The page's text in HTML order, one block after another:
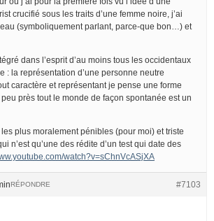
crucifié sous les traits d’une femme noire, j’ai
(symboliquement parlant, parce-que bon…) et
dans l’esprit d’au moins tous les occidentaux
: la représentation d’une personne neutre
caractère et représentant je pense une forme
peu près tout le monde de façon spontanée est un
plus moralement pénibles (pour moi) et triste
n’est qu’une des rédite d’un test qui date des
watch?v=sChnVcASjXA
#7103
RÉPONDRE